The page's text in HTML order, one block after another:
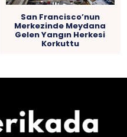
San Francisco’nun
Merkezinde Meydana
Gelen Yangın Herkesi
Korkuttu